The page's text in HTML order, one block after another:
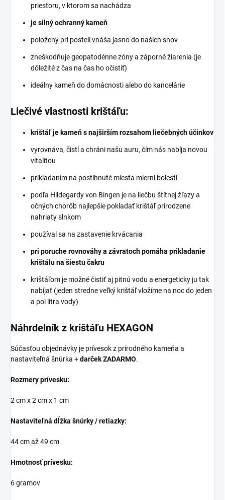
priestoru, v ktorom sa nachádza
je silný ochranný kameň
položený pri posteli vnáša jasno do našich snov
zneškodňuje geopatodénne zóny a záporné žiarenia (je
dôležité z čas na čas ho očistiť)
ideálny kameň do domácnosti alebo do kancelárie
Liečivé vlastnosti krištáľu:
krištáľ je kameň s najširším rozsahom liečebných účinkov
vyrovnáva, čistí a chráni našu auru, čím nás nabíja novou
vitalitou
prikladaním na postihnuté miesta mierni bolesti
podľa Hildegardy von Bingen je na liečbu štítnej žľazy a
očných chorôb najlepšie pokladať krištáľ prirodzene
nahriaty slnkom
používal sa na zastavenie krvácania
pri poruche rovnováhy a závratoch pomáha prikladanie
krištálu na šiestu čakru
krištáľom je možné čistiť aj pitnú vodu a energeticky ju tak
nabíjať (jeden stredne veľký krištáľ vložíme na noc do jeden
a pol litra vody)
Náhrdelník z krištáľu HEXAGON
Súčasťou objednávky je prívesok z prírodného kameňa a
nastaviteľná šnúrka +darček ZADARMO.
Rozmery prívesku:
2 cm x 2 cm x 1 cm
Nastaviteľná dĺžka šnúrky / retiazky:
44 cm až 49 cm
Hmotnosť prívesku:
6 gramov